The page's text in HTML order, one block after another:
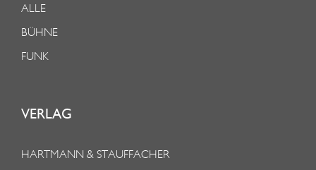
ALLE
BÜHNE
FUNK
VERLAG
HARTMANN & STAUFFACHER